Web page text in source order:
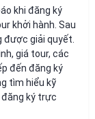
khi đăng ký
khởi hành. Sau
được giải quyết.
giá tour, các
đến đăng ký
tìm hiểu kỹ
ký trực